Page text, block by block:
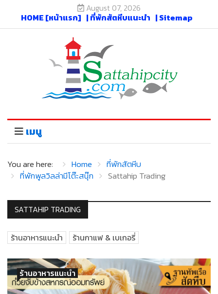
August 07, 2026
HOME [หน้าแรก] | ที่พักสัตหีบแนะนำ | Sitemap
เมนู
You are here: Home
ที่พักสัตหีบ
ที่พักพูลวิลล่ามีโต๊ะสนุ๊ก
Sattahip Trading
SATTAHIP TRADING
ร้านอาหารแนะนำ ร้านกาแฟ & เบเกอรี่
ร้านอาหารแนะนำ